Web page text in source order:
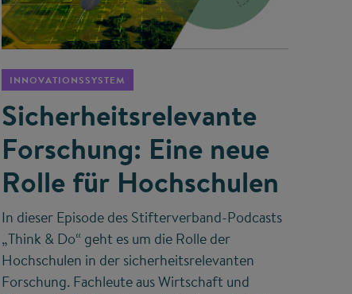
INNOVATIONSSYSTEM
Sicherheitsrelevante
Forschung: Eine neue
Rolle für Hochschulen
In dieser Episode des Stifterverband-Podcasts
„Think & Do“ geht es um die Rolle der
Hochschulen in der sicherheitsrelevanten
Forschung. Fachleute aus Wirtschaft und